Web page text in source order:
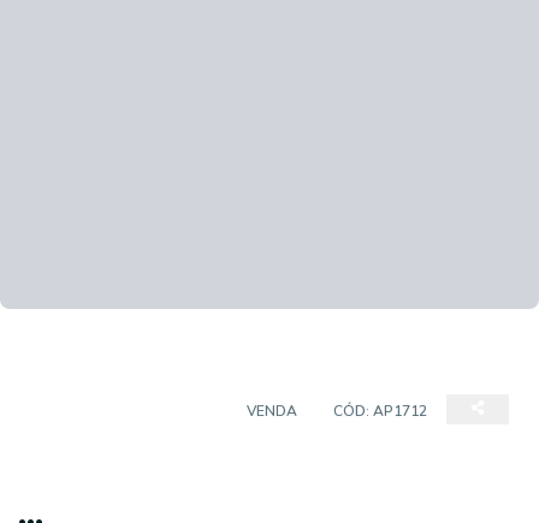
VENDA CÓD: AP1712